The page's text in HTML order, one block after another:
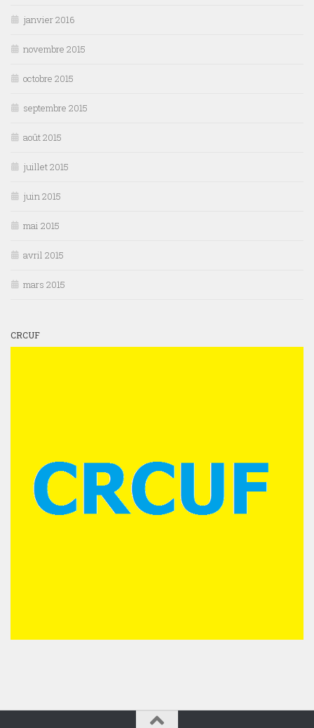
janvier 2016
novembre 2015
octobre 2015
septembre 2015
août 2015
juillet 2015
juin 2015
mai 2015
avril 2015
mars 2015
CRCUF